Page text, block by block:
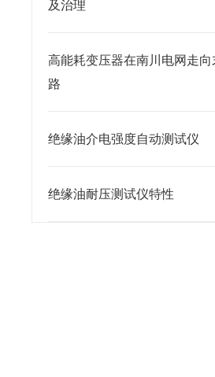
及治理
高能耗变压器在南川电网走向
路
绝缘油介电强度自动测试仪
绝缘油耐压测试仪特性